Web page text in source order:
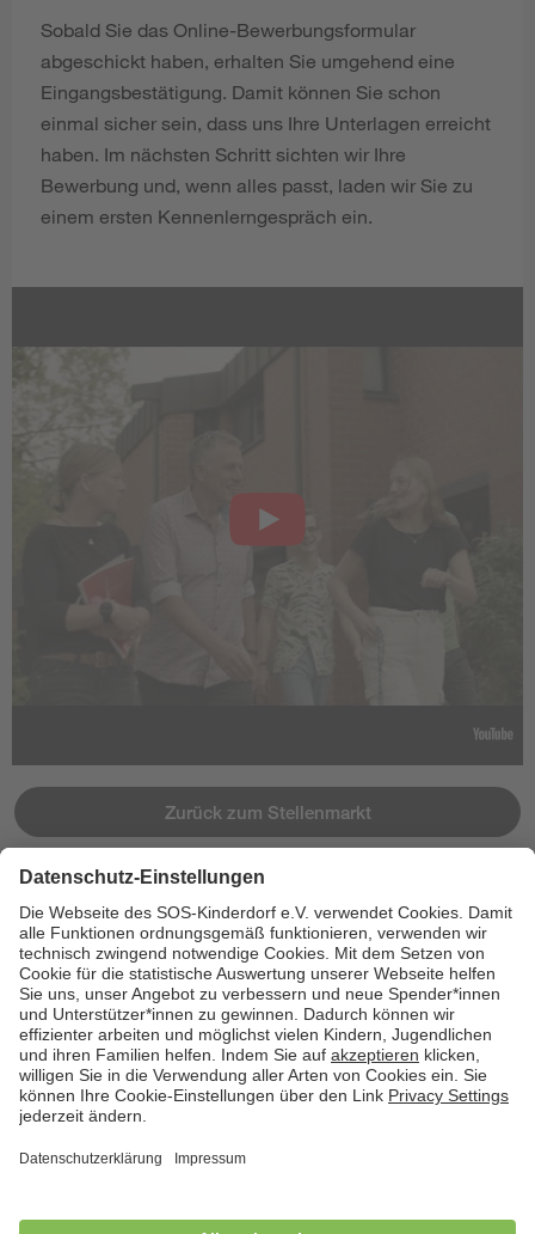
Sobald Sie das Online-Bewerbungsformular
abgeschickt haben, erhalten Sie umgehend eine
Eingangsbestätigung. Damit können Sie schon
einmal sicher sein, dass uns Ihre Unterlagen erreicht
haben. Im nächsten Schritt sichten wir Ihre
Bewerbung und, wenn alles passt, laden wir Sie zu
einem ersten Kennenlerngespräch ein.
Zurück zum Stellenmarkt
Jetzt bewerben